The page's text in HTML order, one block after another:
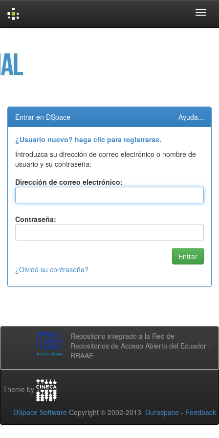
Entrar en DSpace Ayuda...
¿Usuario nuevo? haga clic para registrarse.
Introduzca su dirección de correo electrónico o nombre de
usuario y su contraseña:
Dirección de correo electrónico:
Contraseña:
¿Olvidó su contraseña?
Repositorio integrado a la Red de
Repositorios de Acceso Abierto del Ecuador -
RRAAE
Theme by
DSpace Software Copyright © 2002-2013 Duraspace - Feedback